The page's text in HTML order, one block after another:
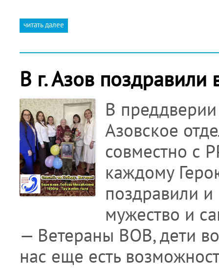
читать далее
В г. Азов
В
Азовское
совместно с
каждому
поздравили и
мужество и
— Ветераны ВОВ, дети
нас еще есть